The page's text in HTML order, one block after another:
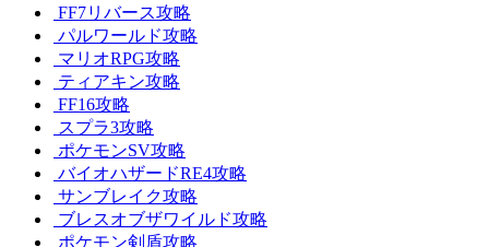
FF7リバース攻略
パルワールド攻略
マリオRPG攻略
ティアキン攻略
FF16攻略
スプラ3攻略
ポケモンSV攻略
バイオハザードRE4攻略
サンブレイク攻略
ブレスオブザワイルド攻略
ポケモン剣盾攻略